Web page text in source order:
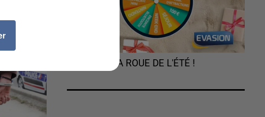
TOURNEZ LA ROUE DE L'ÉTÉ !